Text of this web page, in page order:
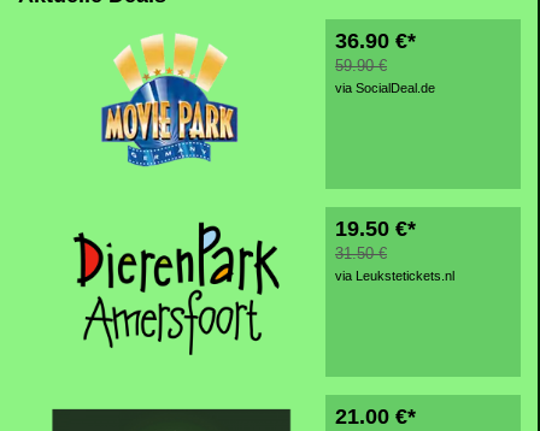
36.90 €*
59.90 €
via SocialDeal.de
19.50 €*
31.50 €
via Leukstetickets.nl
21.00 €*